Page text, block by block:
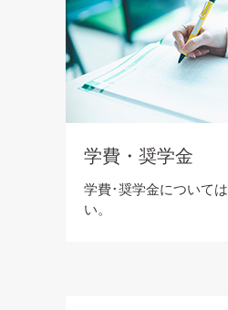
学費・奨学金
学費･奨学金について
い。